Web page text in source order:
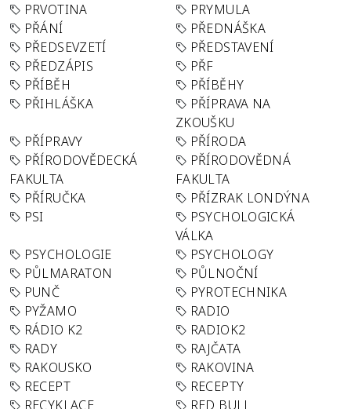
PRVOTINA
PRYMULA
PŘÁNÍ
PŘEDNÁŠKA
PŘEDSEVZETÍ
PŘEDSTAVENÍ
PŘEDZÁPIS
PŘF
PŘÍBĚH
PŘÍBĚHY
PŘIHLÁŠKA
PŘÍPRAVA NA
ZKOUŠKU
PŘÍPRAVY
PŘÍRODA
PŘÍRODOVĚDECKÁ
FAKULTA
PŘÍRODOVĚDNÁ
FAKULTA
PŘÍRUČKA
PŘÍZRAK LONDÝNA
PSI
PSYCHOLOGICKÁ
VÁLKA
PSYCHOLOGIE
PSYCHOLOGY
PŮLMARATON
PŮLNOČNÍ
PUNČ
PYROTECHNIKA
PYŽAMO
RADIO
RÁDIO K2
RADIOK2
RADY
RAJČATA
RAKOUSKO
RAKOVINA
RECEPT
RECEPTY
RECYKLACE
RED BULL